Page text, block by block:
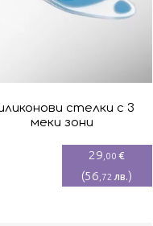
стелки с 3
меки зони
29 ,00 €
(56 ,72 лв.)